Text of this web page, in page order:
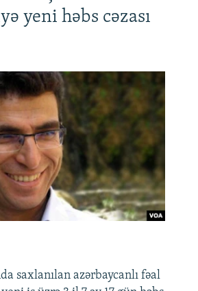
yeni həbs cəzası
saxlanılan azərbaycanlı fəal